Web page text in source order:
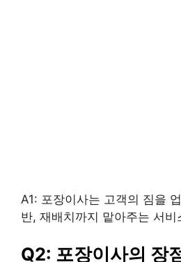
A1: 포장이사는 고객의 짐을
반, 재배치까지 맡아주는 서비
Q2: 포장이사의 장